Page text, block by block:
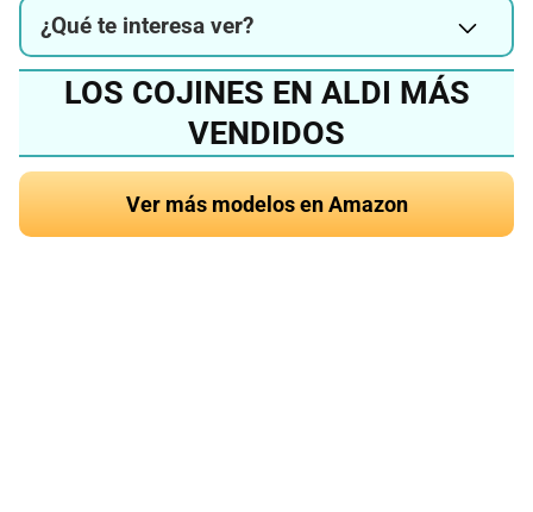
¿Qué te interesa ver?
LOS COJINES EN ALDI MÁS
VENDIDOS
Ver más modelos en Amazon